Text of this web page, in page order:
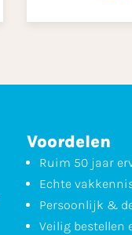
Voordelen
Ruim 50 jaar
Echte
Persoonlijk &
Veilig bestellen